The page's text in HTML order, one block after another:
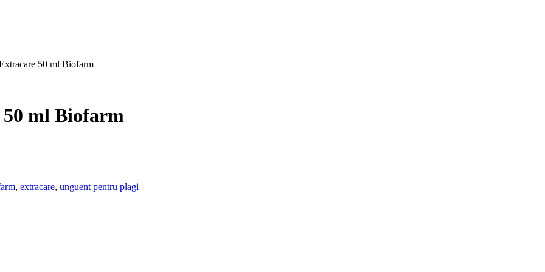
50 ml Biofarm
ml Biofarm
, extracare, unguent pentru plagi